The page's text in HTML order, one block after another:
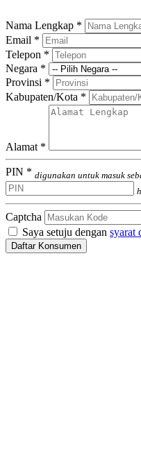
Nama Lengkap *
Email *
Telepon *
Negara *
Provinsi *
Kabupaten/Kota *
Alamat *
PIN * digunakan untuk masuk
Captcha
Saya setuju dengan syarat
Daftar Konsumen